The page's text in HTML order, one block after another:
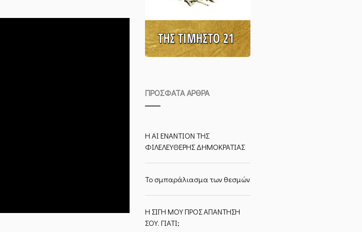
ΠΡΌΣΦΑΤΑ ΆΡΘΡΑ
Η ΑΙ ΕΝΑΝΤΙΟΝ ΤΗΣ
ΦΙΛΕΛΕΥΘΕΡΗΣ ΔΗΜΟΚΡΑΤΙΑΣ
Το σμπαράλιασμα των θεσμών
Η ΣΙΓΗ ΜΟΥ ΠΡΟΣ ΑΠΑΝΤΗΣΗ
ΣΟΥ. ΓΙΑΤΙ;